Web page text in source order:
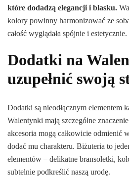
które dodadzą elegancji i blasku.
kolory powinny harmonizować ze
całość wyglądała spójnie i estetycznie.
Dodatki na
uzupełnić swoją
Dodatki są nieodłącznym elementem
Walentynki mają szczególne
akcesoria mogą całkowicie odmienić
dodać mu charakteru. Biżuteria to
elementów – delikatne bransoletki,
subtelnie podkreślić naszą urodę.